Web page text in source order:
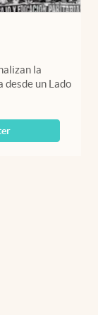
la
desde un Lado